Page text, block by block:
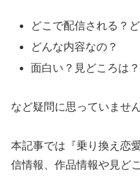
どこで配信される？
どんな内容なの？
面白い？見どころは？
など疑問に思っていません
本記事では『乗り換え恋
信情報、作品情報や見ど